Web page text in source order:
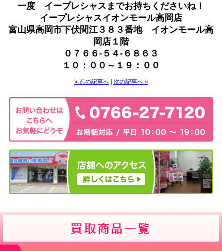
一度 イープレシャスまでお持ちくださいね！
イープレシャスイオンモール高岡店
富山県高岡市下伏間江３８３番地 イオンモール高
岡店１階
０７６６-５４-６８６３
１０：００～１９：００
« 前の記事へ| 次の記事へ »